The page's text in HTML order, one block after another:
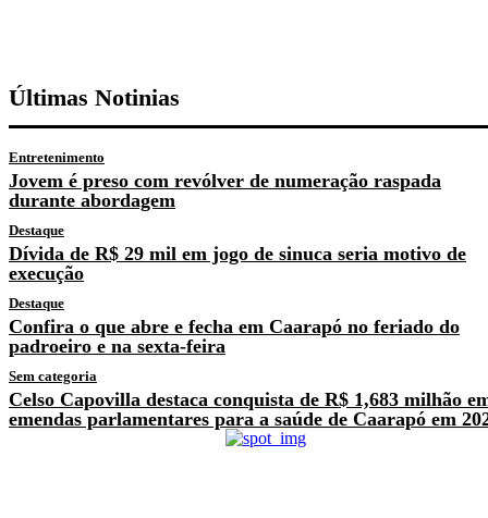
Últimas Notinias
Entretenimento
Jovem é preso com revólver de numeração raspada
durante abordagem
Destaque
Dívida de R$ 29 mil em jogo de sinuca seria motivo de
execução
Destaque
Confira o que abre e fecha em Caarapó no feriado do
padroeiro e na sexta-feira
Sem categoria
Celso Capovilla destaca conquista de R$ 1,683 milhão
emendas parlamentares para a saúde de Caarapó em